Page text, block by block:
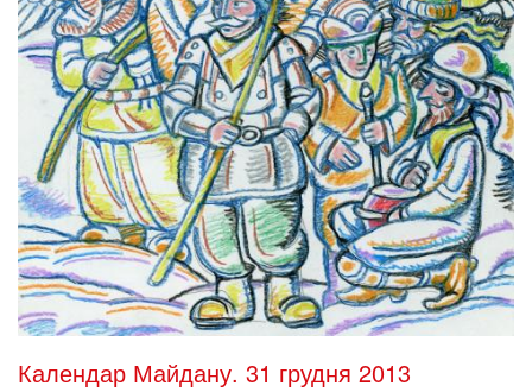
Календар Майдану. 31 грудня 2013